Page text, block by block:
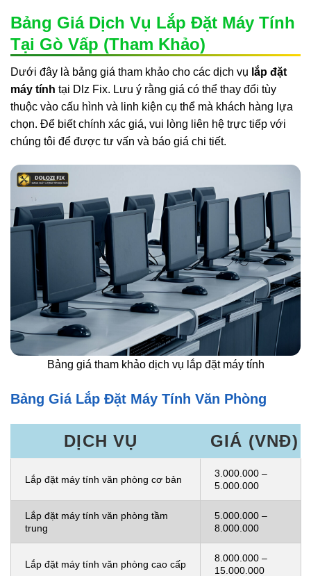
Bảng Giá Dịch Vụ Lắp Đặt Máy Tính
Tại Gò Vấp (Tham Khảo)
Dưới đây là bảng giá tham khảo cho các dịch vụ lắp đặt
máy tính tại Dlz Fix. Lưu ý rằng giá có thể thay đổi tùy
thuộc vào cấu hình và linh kiện cụ thể mà khách hàng lựa
chọn. Để biết chính xác giá, vui lòng liên hệ trực tiếp với
chúng tôi để được tư vấn và báo giá chi tiết.
Bảng giá tham khảo dịch vụ lắp đặt máy tính
Bảng Giá Lắp Đặt Máy Tính Văn Phòng
DỊCH VỤ GIÁ (VNĐ)
Lắp đặt máy tính văn phòng cơ bản
3.000.000 –
5.000.000
Lắp đặt máy tính văn phòng tầm
trung
5.000.000 –
8.000.000
Lắp đặt máy tính văn phòng cao cấp
8.000.000 –
15.000.000